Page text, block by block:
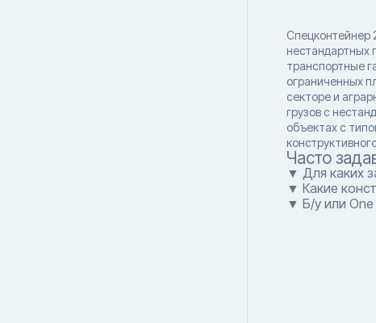
Спецконтейнер
нестандартных
транспортные
ограниченных
секторе и
грузов с
объектах с
Часто
▼ Для каких
▼ Какие
▼ Б/у или